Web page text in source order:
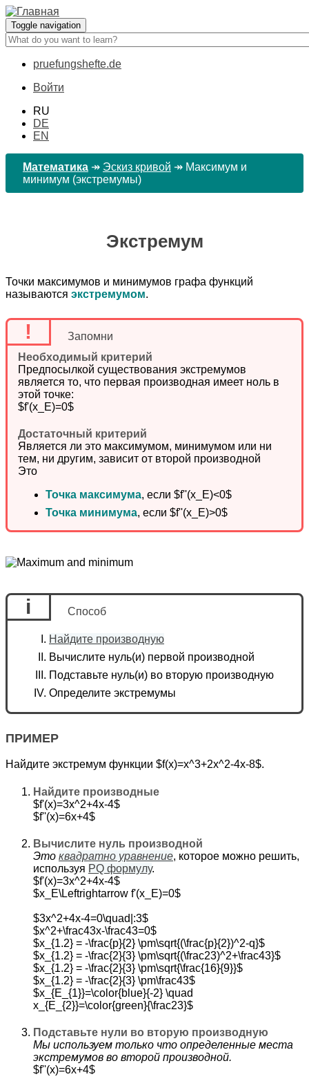
Перейти
к
основному
содержанию
Toggle navigation
Hauptnavigation
pruefungshefte.de
Benutzermenü
Войти
RU
DE
EN
Математика ↠ Эскиз кривой ↠ Максимум и
минимум (экстремумы)
Экстремум
Точки максимумов и минимумов графа функций
называются экстремумом.
!
Запомни
Необходимый критерий
Предпосылкой существования экстремумов
является то, что первая производная имеет ноль в
этой точке:
$f'(x_E)=0$
Достаточный критерий
Является ли это максимумом, минимумом или ни
тем, ни другим, зависит от второй производной
Это
Точка максимума, если $f''(x_E)<0$
Точка минимума, если $f''(x_E)>0$
i Способ
Найдите производную
Вычислите нуль(и) первой производной
Подставьте нуль(и) во вторую производную
Определите экстремумы
ПРИМЕР
Найдите экстремум функции $f(x)=x^3+2x^2-4x-8$.
Найдите производные
$f'(x)=3x^2+4x-4$
$f''(x)=6x+4$
Вычислите нуль производной
Это квадратно уравнение, которое можно решить,
используя PQ формулу.
$f'(x)=3x^2+4x-4$
$x_E\Leftrightarrow f'(x_E)=0$
$3x^2+4x-4=0\quad|:3$
$x^2+\frac43x-\frac43=0$
$x_{1.2} = -\frac{p}{2} \pm\sqrt{(\frac{p}{2})^2-q}$
$x_{1.2} = -\frac{2}{3} \pm\sqrt{(\frac23)^2+\frac43}$
$x_{1.2} = -\frac{2}{3} \pm\sqrt{\frac{16}{9}}$
$x_{1.2} = -\frac{2}{3} \pm\frac43$
$x_{E_{1}}=\color{blue}{-2} \quad
x_{E_{2}}=\color{green}{\frac23}$
Подставьте нули во вторую производную
Мы используем только что определенные места
экстремумов во второй производной.
$f''(x)=6x+4$